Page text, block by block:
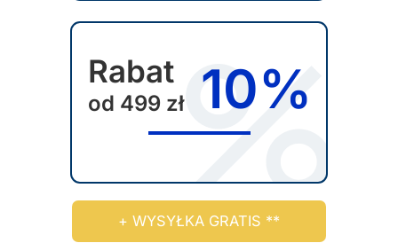
Rabat
od 499 zł 10%
+ WYSYŁKA GRATIS **